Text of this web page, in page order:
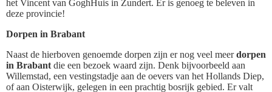
het Vincent van GoghHuis in Zundert. Er is genoeg te beleven in
deze provincie!
Dorpen in Brabant
Naast de hierboven genoemde dorpen zijn er nog veel meerdorpen
in Brabant die een bezoek waard zijn. Denk bijvoorbeeld aan
Willemstad, een vestingstadje aan de oevers van het Hollands Diep,
of aan Oisterwijk, gelegen in een prachtig bosrijk gebied. Er valt